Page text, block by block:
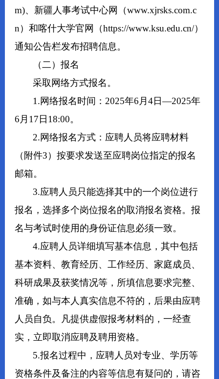
m)、新疆人事考试中心网（www.xjrsks.com.c
n）和喀什大学官网（https://www.ksu.edu.cn/）
通知公告栏发布招聘信息。
（二）报名
采取网络方式报名。
1.网络报名时间：2025年6月4日—2025年
6月17日18:00。
2.网络报名方式：应聘人员将应聘材料
（附件3）按要求发送至应聘岗位指定的报名
邮箱。
3.应聘人员只能选择其中的一个岗位进行
报名，选择多个岗位报名的取消报名资格。报
名与考试时使用的身份证信息必须一致。
4.应聘人员详细填写基本信息，其中包括
基本资料、教育经历、工作经历、家庭成员、
科研成果及获奖情况等，所填信息要求完整、
准确，如与本人真实信息不符的，后果由应聘
人员自负。凡提供虚假报考材料的，一经查
实，立即取消应聘及聘用资格。
5.报名过程中，应聘人员对专业、学历等
资格条件及备注的内容等信息有疑问的，请咨